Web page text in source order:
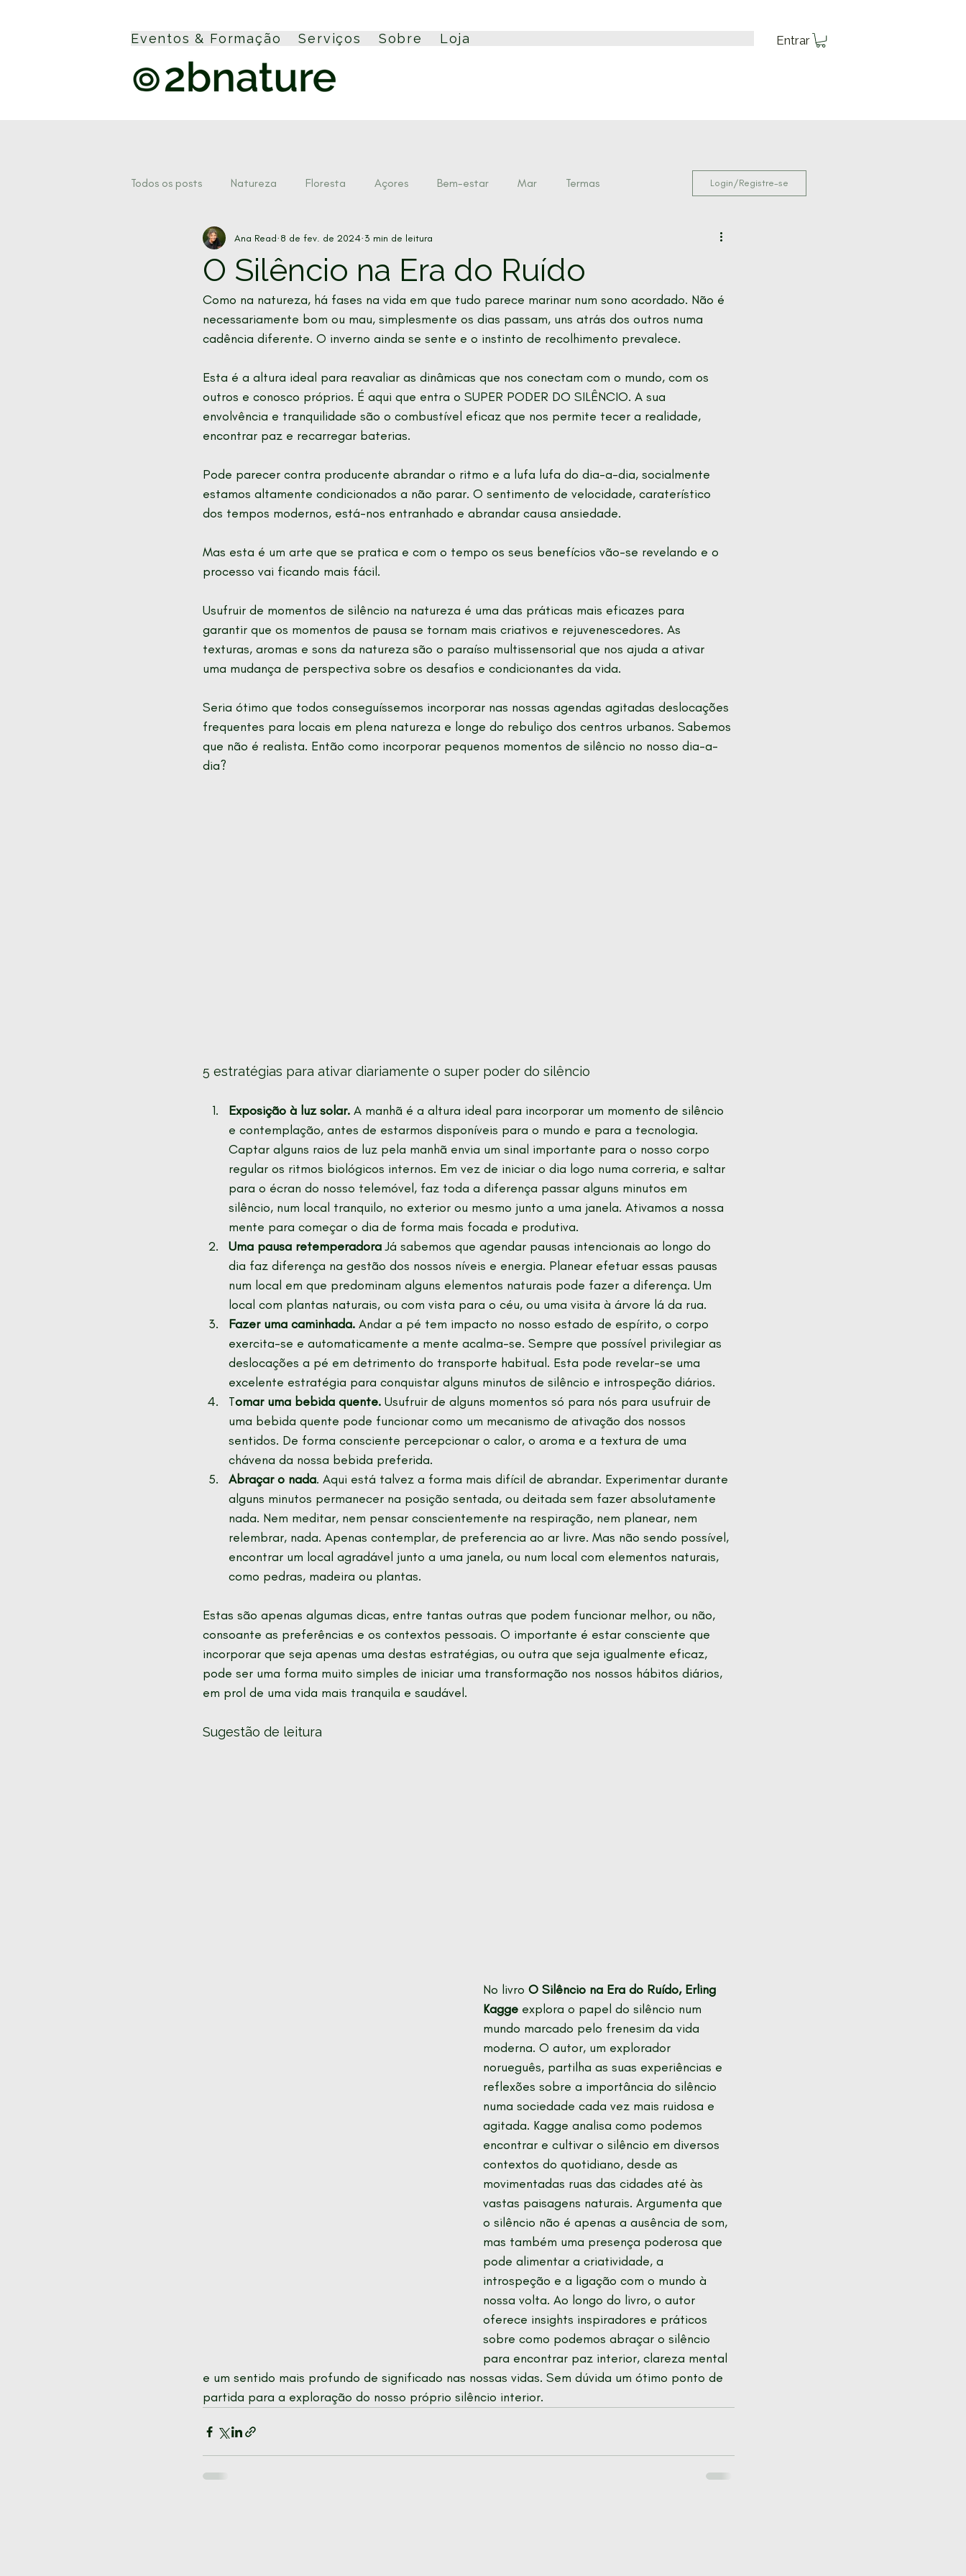
Eventos & Formação Serviços Sobre Loja Entrar
Todos os posts Natureza Floresta Açores Bem-estar Mar Termas
Cascatas Forest Therapy Slow Living Retiro Açores
Login/Registre-se
O Silêncio na Era do Ruído
Ana Read 8 de fev. de 2024 3 min de leitura
Como na natureza, há fases na vida em que tudo parece marinar num sono acordado. Não é
necessariamente bom ou mau, simplesmente os dias passam, uns atrás dos outros numa
cadência diferente. O inverno ainda se sente e o instinto de recolhimento prevalece.
Esta é a altura ideal para reavaliar as dinâmicas que nos conectam com o mundo, com os
outros e conosco próprios. É aqui que entra o SUPER PODER DO SILÊNCIO. A sua
envolvência e tranquilidade são o combustível eficaz que nos permite tecer a realidade,
encontrar paz e recarregar baterias.
Pode parecer contra producente abrandar o ritmo e a lufa lufa do dia-a-dia, socialmente
estamos altamente condicionados a não parar. O sentimento de velocidade, caraterístico
dos tempos modernos, está-nos entranhado e abrandar causa ansiedade.
Mas esta é um arte que se pratica e com o tempo os seus benefícios vão-se revelando e o
processo vai ficando mais fácil.
Usufruir de momentos de silêncio na natureza é uma das práticas mais eficazes para
garantir que os momentos de pausa se tornam mais criativos e rejuvenescedores. As
texturas, aromas e sons da natureza são o paraíso multissensorial que nos ajuda a ativar
uma mudança de perspectiva sobre os desafios e condicionantes da vida.
Seria ótimo que todos conseguíssemos incorporar nas nossas agendas agitadas deslocações
frequentes para locais em plena natureza e longe do rebuliço dos centros urbanos. Sabemos
que não é realista. Então como incorporar pequenos momentos de silêncio no nosso dia-a-
dia?
5 estratégias para ativar diariamente o super poder do silêncio
Exposição à luz solar. A manhã é a altura ideal para incorporar um momento de silêncio
e contemplação, antes de estarmos disponíveis para o mundo e para a tecnologia.
Captar alguns raios de luz pela manhã envia um sinal importante para o nosso corpo
regular os ritmos biológicos internos. Em vez de iniciar o dia logo numa correria, e saltar
para o écran do nosso telemóvel, faz toda a diferença passar alguns minutos em
silêncio, num local tranquilo, no exterior ou mesmo junto a uma janela. Ativamos a nossa
mente para começar o dia de forma mais focada e produtiva.
Uma pausa retemperadora Já sabemos que agendar pausas intencionais ao longo do
dia faz diferença na gestão dos nossos níveis e energia. Planear efetuar essas pausas
num local em que predominam alguns elementos naturais pode fazer a diferença. Um
local com plantas naturais, ou com vista para o céu, ou uma visita à árvore lá da rua.
Fazer uma caminhada. Andar a pé tem impacto no nosso estado de espírito, o corpo
exercita-se e automaticamente a mente acalma-se. Sempre que possível privilegiar as
deslocações a pé em detrimento do transporte habitual. Esta pode revelar-se uma
excelente estratégia para conquistar alguns minutos de silêncio e introspeção diários.
Tomar uma bebida quente. Usufruir de alguns momentos só para nós para usufruir de
uma bebida quente pode funcionar como um mecanismo de ativação dos nossos
sentidos. De forma consciente percepcionar o calor, o aroma e a textura de uma
chávena da nossa bebida preferida.
Abraçar o nada. Aqui está talvez a forma mais difícil de abrandar. Experimentar durante
alguns minutos permanecer na posição sentada, ou deitada sem fazer absolutamente
nada. Nem meditar, nem pensar conscientemente na respiração, nem planear, nem
relembrar, nada. Apenas contemplar, de preferencia ao ar livre. Mas não sendo possível,
encontrar um local agradável junto a uma janela, ou num local com elementos naturais,
como pedras, madeira ou plantas.
Estas são apenas algumas dicas, entre tantas outras que podem funcionar melhor, ou não,
consoante as preferências e os contextos pessoais. O importante é estar consciente que
incorporar que seja apenas uma destas estratégias, ou outra que seja igualmente eficaz,
pode ser uma forma muito simples de iniciar uma transformação nos nossos hábitos diários,
em prol de uma vida mais tranquila e saudável.
Sugestão de leitura
No livro O Silêncio na Era do Ruído, Erling
Kagge explora o papel do silêncio num
mundo marcado pelo frenesim da vida
moderna. O autor, um explorador
norueguês, partilha as suas experiências e
reflexões sobre a importância do silêncio
numa sociedade cada vez mais ruidosa e
agitada. Kagge analisa como podemos
encontrar e cultivar o silêncio em diversos
contextos do quotidiano, desde as
movimentadas ruas das cidades até às
vastas paisagens naturais. Argumenta que
o silêncio não é apenas a ausência de som,
mas também uma presença poderosa que
pode alimentar a criatividade, a
introspeção e a ligação com o mundo à
nossa volta. Ao longo do livro, o autor
oferece insights inspiradores e práticos
sobre como podemos abraçar o silêncio
para encontrar paz interior, clareza mental
e um sentido mais profundo de significado nas nossas vidas. Sem dúvida um ótimo ponto de
partida para a exploração do nosso próprio silêncio interior.